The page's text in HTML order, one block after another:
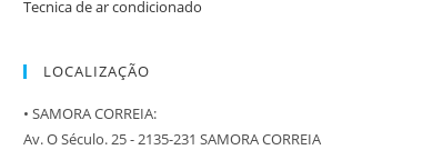
Tecnica de ar condicionado
LOCALIZAÇÃO
• SAMORA CORREIA:
Av. O Século. 25 - 2135-231 SAMORA CORREIA